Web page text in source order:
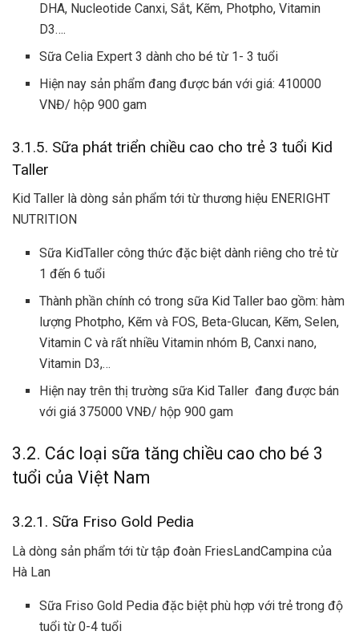
DHA, Nucleotide Canxi, Sắt, Kẽm, Photpho, Vitamin
D3….
Sữa Celia Expert 3 dành cho bé từ 1- 3 tuổi
Hiện nay sản phẩm đang được bán với giá: 410000
VNĐ/ hộp 900 gam
3.1.5. Sữa phát triển chiều cao cho trẻ 3 tuổi Kid
Taller
Kid Taller là dòng sản phẩm tới từ thương hiệu ENERIGHT
NUTRITION
Sữa KidTaller công thức đặc biệt dành riêng cho trẻ từ
1 đến 6 tuổi
Thành phần chính có trong sữa Kid Taller bao gồm: hàm
lượng Photpho, Kẽm và FOS, Beta-Glucan, Kẽm, Selen,
Vitamin C và rất nhiều Vitamin nhóm B, Canxi nano,
Vitamin D3,…
Hiện nay trên thị trường sữa Kid Taller đang được bán
với giá 375000 VNĐ/ hộp 900 gam
3.2. Các loại sữa tăng chiều cao cho bé 3
tuổi của Việt Nam
3.2.1. Sữa Friso Gold Pedia
Là dòng sản phẩm tới từ tập đoàn FriesLandCampina của
Hà Lan
Sữa Friso Gold Pedia đặc biệt phù hợp với trẻ trong độ
tuổi từ 0-4 tuổi